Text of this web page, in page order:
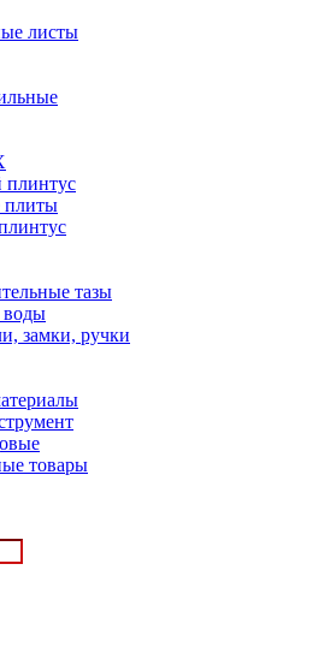
листы
плиты
тазы
воды
замки, ручки
товары